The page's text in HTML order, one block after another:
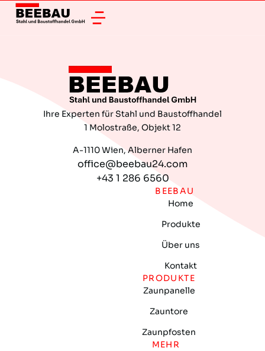
Ihre Experten für Stahl und Baustoffhandel
1 Molostraße, Objekt 12
A-1110 Wien, Alberner Hafen
office@beebau24.com
+43 1 286 6560
BEEBAU
Home
Produkte
Über uns
Kontakt
PRODUKTE
Zaunpanelle
Zauntore
Zaunpfosten
MEHR